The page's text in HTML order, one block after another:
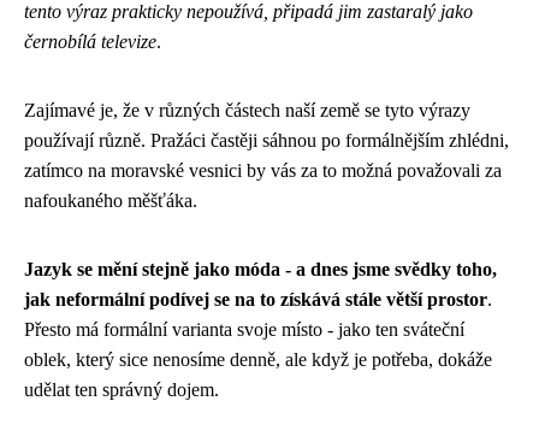
tento výraz prakticky nepoužívá, připadá jim zastaralý jako
černobílá televize.
Zajímavé je, že v různých částech naší země se tyto výrazy
používají různě. Pražáci častěji sáhnou po formálnějším zhlédni,
zatímco na moravské vesnici by vás za to možná považovali za
nafoukaného měšťáka.
Jazyk se mění stejně jako móda - a dnes jsme svědky toho,
jak neformální podívej se na to získává stále větší prostor.
Přesto má formální varianta svoje místo - jako ten sváteční
oblek, který sice nenosíme denně, ale když je potřeba, dokáže
udělat ten správný dojem.